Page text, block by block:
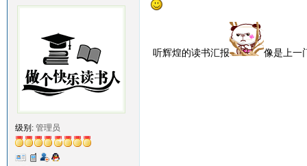
级别: 管理员
听辉煌的读书汇报 像是上一